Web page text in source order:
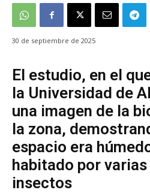
30 de septiembre de 2025
El estudio, en el
la Universidad de
una imagen de la
la zona,
espacio era
habitado por
insectos